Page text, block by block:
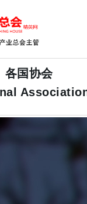
各国协会